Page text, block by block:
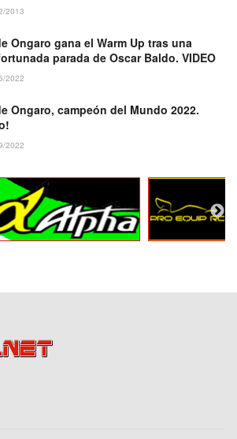
2013
Ongaro gana el Warm Up tras una
parada de Oscar Baldo. VIDEO
2022
Ongaro, campeón del Mundo 2022.
2022